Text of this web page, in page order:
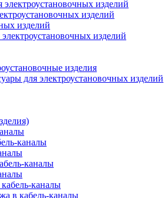
изделий
изделий
изделий
изделий
изделия
для электроустановочных изделий
каналы
каналы
каналы
в кабель-каналы